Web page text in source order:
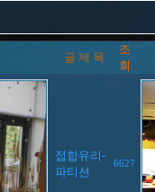
글 제 목
조
회
접합유리-
파티션
6627